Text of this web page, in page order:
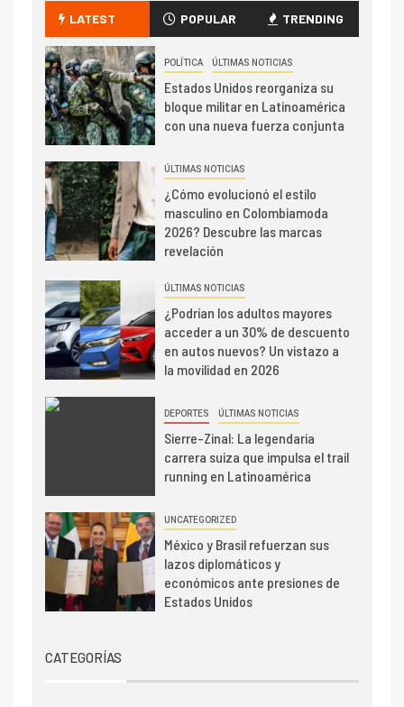
LATEST POPULAR TRENDING
POLÍTICA ÚLTIMAS NOTICIAS
Estados Unidos reorganiza su
bloque militar en Latinoamérica
con una nueva fuerza conjunta
ÚLTIMAS NOTICIAS
¿Cómo evolucionó el estilo
masculino en Colombiamoda
2026? Descubre las marcas
revelación
ÚLTIMAS NOTICIAS
¿Podrían los adultos mayores
acceder a un 30% de descuento
en autos nuevos? Un vistazo a
la movilidad en 2026
DEPORTES ÚLTIMAS NOTICIAS
Sierre-Zinal: La legendaria
carrera suiza que impulsa el trail
running en Latinoamérica
UNCATEGORIZED
México y Brasil refuerzan sus
lazos diplomáticos y
económicos ante presiones de
Estados Unidos
CATEGORÍAS